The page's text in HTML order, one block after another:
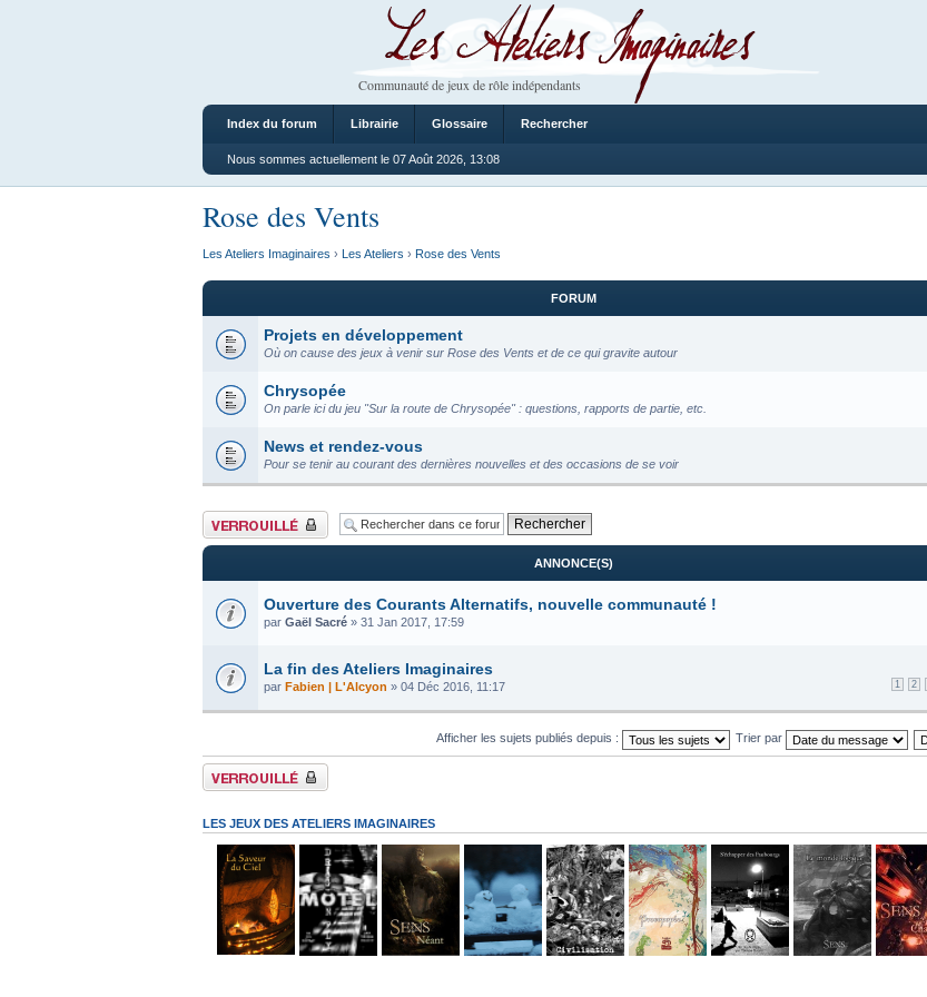
Les Ateliers Imaginaires
Communauté de jeux de rôle indépendants
Index du forum Librairie Glossaire Rechercher
Nous sommes actuellement le 07 Août 2026, 13:08
Rose des Vents
Les Ateliers Imaginaires › Les Ateliers › Rose des Vents
FORUM
Projets en développement
Où on cause des jeux à venir sur Rose des Vents et de ce qui gravite autour
Chrysopée
On parle ici du jeu "Sur la route de Chrysopée" : questions, rapports de partie, etc.
News et rendez-vous
Pour se tenir au courant des dernières nouvelles et des occasions de se voir
Forum verrouillé
ANNONCE(S)
Ouverture des Courants Alternatifs, nouvelle communauté !
par Gaël Sacré » 31 Jan 2017, 17:59
La fin des Ateliers Imaginaires
1 2
par Fabien | L'Alcyon » 04 Déc 2016, 11:17
Afficher les sujets publiés depuis : Trier par
Forum verrouillé
LES JEUX DES ATELIERS IMAGINAIRES